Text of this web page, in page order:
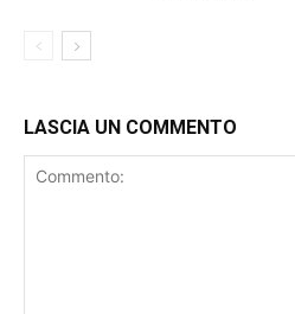
LASCIA UN COMMENTO